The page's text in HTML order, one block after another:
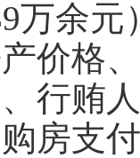
万余
价格
行贿
房支